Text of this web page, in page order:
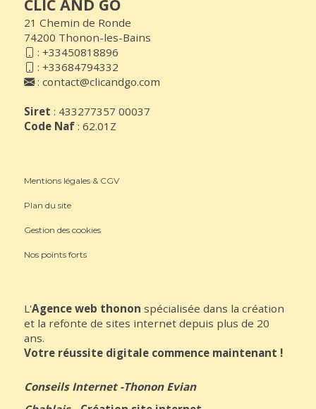
CLIC AND GO
21 Chemin de Ronde
74200 Thonon-les-Bains
: +33450818896
: +33684794332
: contact@clicandgo.com
Siret : 433277357 00037
Code Naf : 62.01Z
Mentions légales & CGV
Plan du site
Gestion des cookies
Nos points forts
L'Agence web thonon spécialisée dans la création
et la refonte de sites internet depuis plus de 20
ans.
Votre réussite digitale commence maintenant !
Conseils Internet-Thonon Evian